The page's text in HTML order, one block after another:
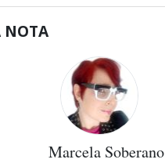
NOTA
Marcela Soberano